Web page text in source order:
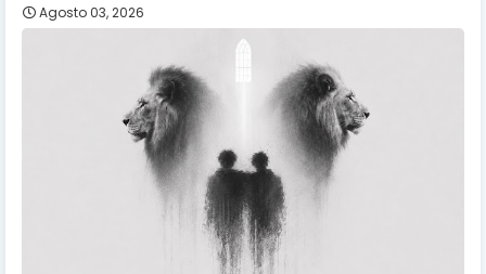
Agosto 03, 2026